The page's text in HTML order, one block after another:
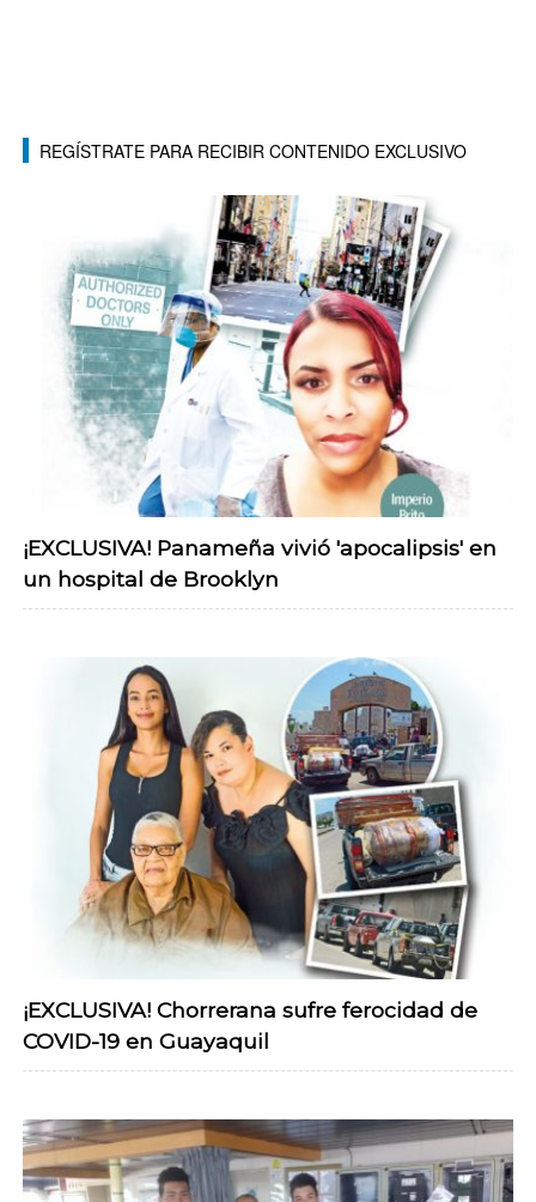
REGÍSTRATE PARA RECIBIR CONTENIDO EXCLUSIVO
¡EXCLUSIVA! Panameña vivió 'apocalipsis' en
un hospital de Brooklyn
¡EXCLUSIVA! Chorrerana sufre ferocidad de
COVID-19 en Guayaquil